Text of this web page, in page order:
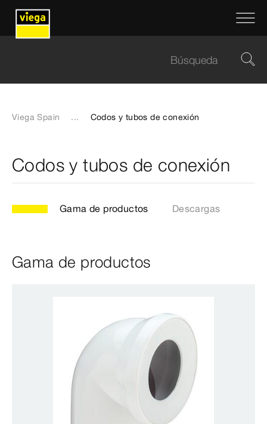
Viega Spain ... Codos y tubos de conexión
Codos y tubos de conexión
Gama de productos Descargas
Gama de productos